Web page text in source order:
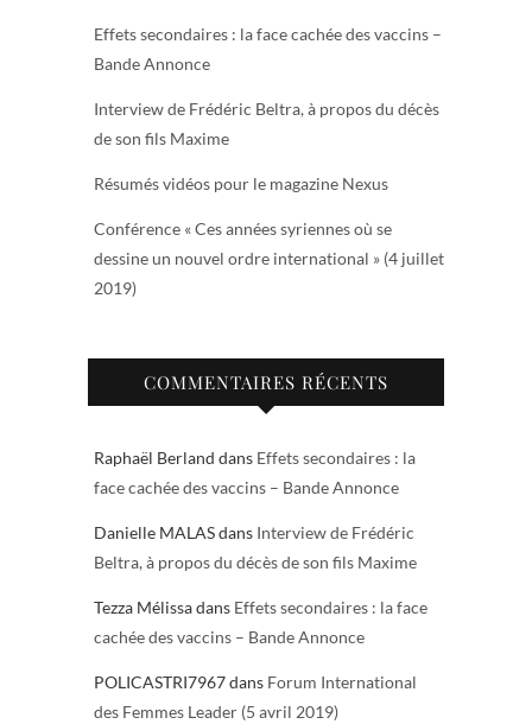
Effets secondaires : la face cachée des vaccins –
Bande Annonce
Interview de Frédéric Beltra, à propos du décès
de son fils Maxime
Résumés vidéos pour le magazine Nexus
Conférence « Ces années syriennes où se
dessine un nouvel ordre international » (4 juillet
2019)
COMMENTAIRES RÉCENTS
Raphaël Berland dans Effets secondaires : la
face cachée des vaccins – Bande Annonce
Danielle MALASdans Interview de Frédéric
Beltra, à propos du décès de son fils Maxime
Tezza Mélissadans Effets secondaires : la face
cachée des vaccins – Bande Annonce
POLICASTRI7967dans Forum International
des Femmes Leader (5 avril 2019)